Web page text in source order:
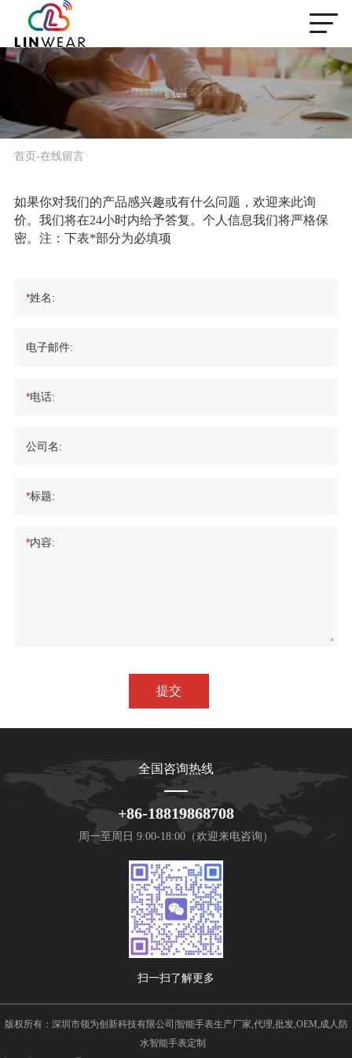
首页-在线留言
如果你对我们的产品感兴趣或有什么问题，欢迎来此询
价。我们将在24小时内给予答复。个人信息我们将严格保
密。注：下表*部分为必填项
*姓名:
电子邮件:
*电话:
公司名:
*标题:
*内容:
提交
全国咨询热线
+86-18819868708
周一至周日 9:00-18:00（欢迎来电咨询）
扫一扫了解更多
版权所有：深圳市领为创新科技有限公司|智能手表生产厂家,代理,批发,OEM,成人防
水智能手表定制